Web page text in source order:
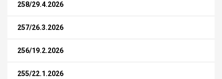
258/29.4.2026
257/26.3.2026
256/19.2.2026
255/22.1.2026